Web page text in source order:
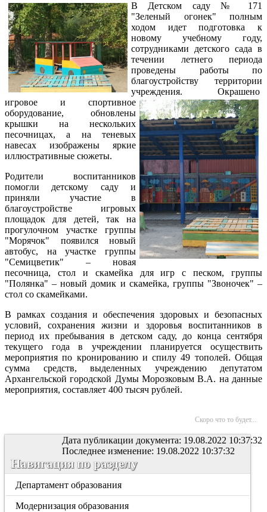
В Детском саду № 171
"Зеленый огонек" полным
ходом идет подготовка к
новому учебному году,
сотрудниками детского сада в
течении летнего периода
проведены работы по
благоустройству территории
учреждения. Окрашено
игровое и спортивное
оборудование, обновлены
крышки на нескольких
песочницах, а на теневых
навесах изображены яркие
иллюстративные сюжеты.
Родители воспитанников
помогли детскому саду и
приняли участие в
благоустройстве игровых
площадок для детей, так на
прогулочном участке группы
"Морячок" появился новый
автобус, на участке группы
"Семицветик" – новая
песочница, стол и скамейка для игр с песком, группы
"Полянка" – новый домик и скамейка, группы "Звоночек" –
стол со скамейками.
В рамках создания и обеспечения здоровых и безопасных
условий, сохранения жизни и здоровья воспитанников в
период их пребывания в детском саду, до конца сентября
текущего года в учреждении планируется осуществить
мероприятия по кронированию и спилу 49 тополей. Общая
сумма средств, выделенных учреждению депутатом
Архангельской городской Думы Морозковым В.А. на данные
мероприятия, составляет 400 тысяч рублей.
Скоро что то будет...
Дата публикации документа: 19.08.2022 10:37:32
Последнее изменение: 19.08.2022 10:37:32
Навигация по разделу
Департамент образования
Модернизация образования